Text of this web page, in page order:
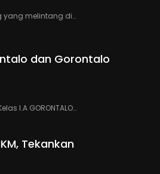
yang melintang di…
dan Gorontalo
I.A GORONTALO…
Tekankan